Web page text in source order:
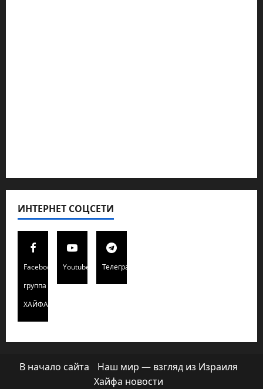
ИНТЕРНЕТ СОЦСЕТИ
Facebook
группа
ХАЙФАИНФО
Youtube Телеграмм
В начало сайта
Наш мир — взгляд из Израиля
Хайфа новости